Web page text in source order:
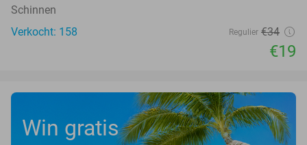
Schinnen
Verkocht: 158
Regulier €34
€19
Win gratis